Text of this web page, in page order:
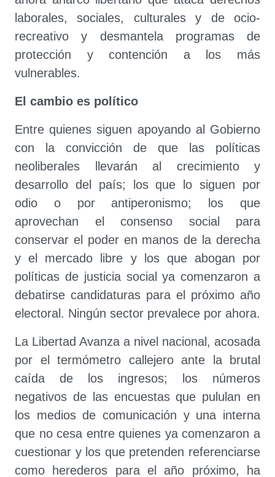
laborales, sociales, culturales y de ocio-
recreativo y desmantela programas de
protección y contención a los más
vulnerables.
El cambio es político
Entre quienes siguen apoyando al Gobierno
con la convicción de que las políticas
neoliberales llevarán al crecimiento y
desarrollo del país; los que lo siguen por
odio o por antiperonismo; los que
aprovechan el consenso social para
conservar el poder en manos de la derecha
y el mercado libre y los que abogan por
políticas de justicia social ya comenzaron a
debatirse candidaturas para el próximo año
electoral. Ningún sector prevalece por ahora.
La Libertad Avanza a nivel nacional, acosada
por el termómetro callejero ante la brutal
caída de los ingresos; los números
negativos de las encuestas que pululan en
los medios de comunicación y una interna
que no cesa entre quienes ya comenzaron a
cuestionar y los que pretenden referenciarse
como herederos para el año próximo, ha